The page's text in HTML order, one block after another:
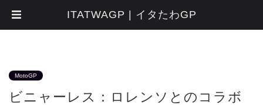
MotoGP
ビニャーレス：ロレンソとのコラボ
ITATWAGP | イタたわGP